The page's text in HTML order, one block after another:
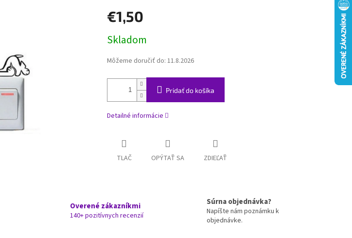
€1,50
cena:
Skladom
Môžeme doručiť do: 11.8.2026
Pridať do košíka
Detailné informácie
TLAČ OPÝTAŤ SA ZDIEĽAŤ
Overené zákazníkmi
140+ pozitívnych recenzií
Súrna objednávka?
Napíšte nám poznámku k
objednávke.